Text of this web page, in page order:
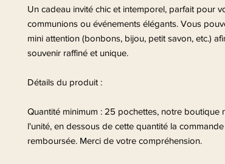
Un cadeau invité chic et intemporel, parfait pour
communions ou événements élégants. Vous
mini attention (bonbons, bijou, petit savon, etc.)
souvenir raffiné et unique.
Détails du produit :
Quantité minimum : 25 pochettes, notre boutique
l'unité, en dessous de cette quantité la
remboursée. Merci de votre compréhension.